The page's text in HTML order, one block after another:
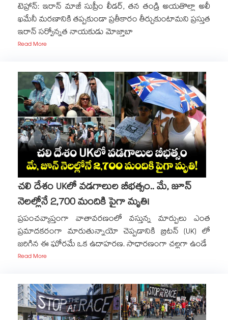
టెహ్రాన్: ఇరాన్ మాజీ సుప్రీం లీడర్, తన తండ్రి అయతొల్లా అలీ
ఖమేనీ మరణానికి తప్పకుండా ప్రతీకారం తీర్చుకుంటామని ప్రస్తుత
ఇరాన్ సర్వోన్నత నాయకుడు మోజ్తాబా
Read More
చలి దేశం UKలో వడగాలుల బీభత్సం.. మే, జూన్
నెలల్లోనే 2,700 మందికి పైగా మృతి!
ప్రపంచవ్యాప్తంగా వాతావరణంలో వస్తున్న మార్పులు ఎంత
ప్రమాదకరంగా మారుతున్నాయో చెప్పడానికి బ్రిటన్ (UK) లో
జరిగిన ఈ ఘోరమే ఒక ఉదాహరణ. సాధారణంగా చల్లగా ఉండే
Read More